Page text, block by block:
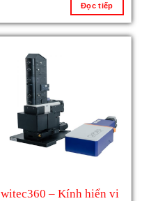
Đọc tiếp
witec360 – Kính hiển vi